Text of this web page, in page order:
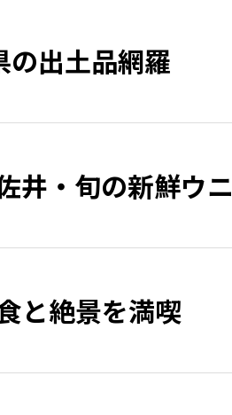
出土品網羅
・旬の新鮮ウニ
と絶景を満喫